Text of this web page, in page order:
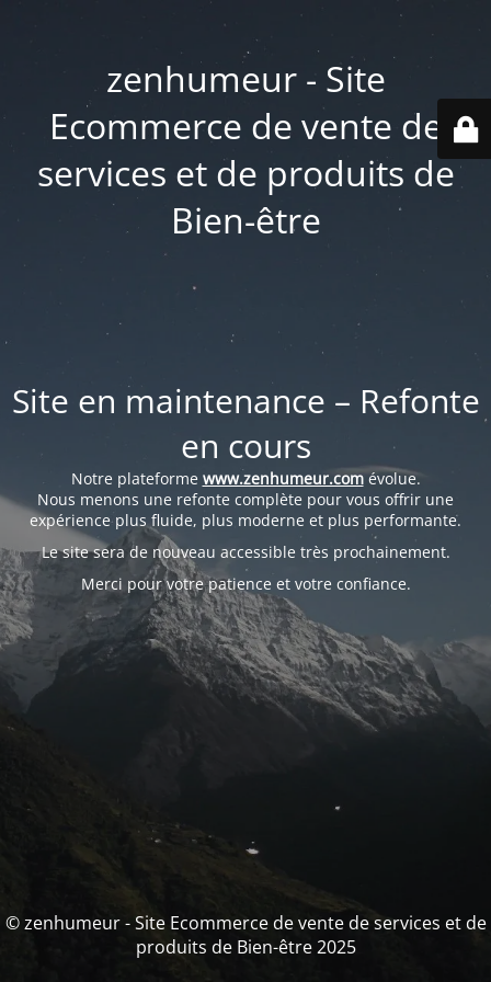
zenhumeur - Site
Ecommerce de vente de
services et de produits de
Bien-être
Site en maintenance – Refonte
en cours
Notre plateforme www.zenhumeur.comévolue.
Nous menons une refonte complète pour vous offrir une
expérience plus fluide, plus moderne et plus performante.
Le site sera de nouveau accessible très prochainement.
Merci pour votre patience et votre confiance.
© zenhumeur - Site Ecommerce de vente de services et de
produits de Bien-être 2025